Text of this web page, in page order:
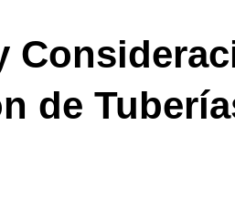
de